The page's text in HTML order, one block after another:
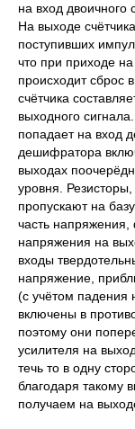
на вход двоичного
На выходе
поступивших
что при приходе на
происходит сброс
счётчика
выходного
попадает на вход
дешифратора
выходах
уровня.
пропускают на
часть
напряжения на
входы
напряжение,
(с учётом падения
включены в
поэтому они
усилителя на
течь то в одну
благодаря такому
получаем на